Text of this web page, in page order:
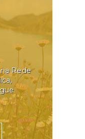
Rede